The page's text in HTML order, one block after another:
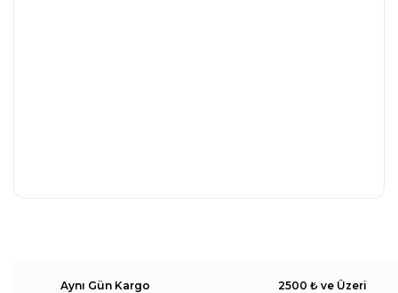
Aynı Gün Kargo
2500 ₺ ve Üzeri